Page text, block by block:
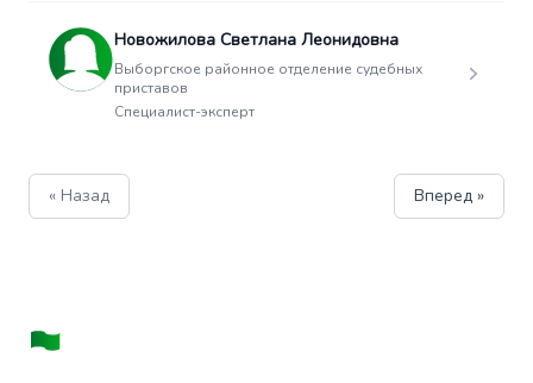
Новожилова Светлана Леонидовна
Выборгское районное отделение судебных
приставов
Специалист-эксперт
« Назад Вперед »